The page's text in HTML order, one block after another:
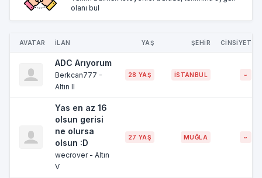
olanı bul
AVATAR İLAN YAŞ ŞEHİR CİNSİYET
ADC Arıyorum
Berkcan777 -
Altın II
28 YAŞ İSTANBUL ~
Yas en az 16
olsun gerisi
ne olursa
olsun :D
wecrover - Altın
V
27 YAŞ MUĞLA ~